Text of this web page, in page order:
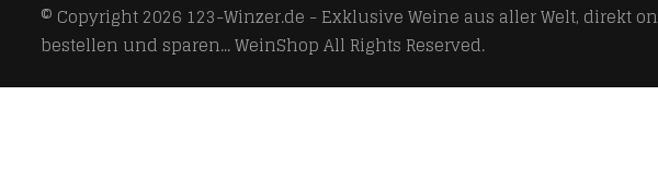
© Copyright 2026 123-Winzer.de - Exklusive Weine aus aller Welt, direkt
bestellen und sparen... WeinShopAll Rights Reserved.